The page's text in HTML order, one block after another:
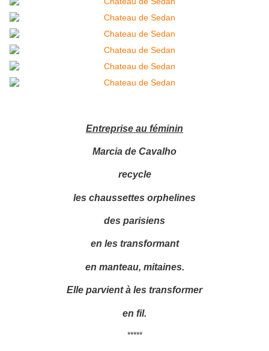
Entreprise au féminin
Marcia de Cavalho
recycle
les chaussettes orphelines
des parisiens
en les transformant
en manteau, mitaines.
Elle parvient à les transformer
en fil.
*****